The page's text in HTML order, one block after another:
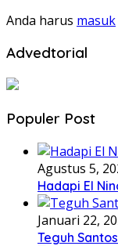
Anda harus masuk
Advedtorial
Populer Post
Agustus 5,
Hadapi El
Januari 22,
Teguh